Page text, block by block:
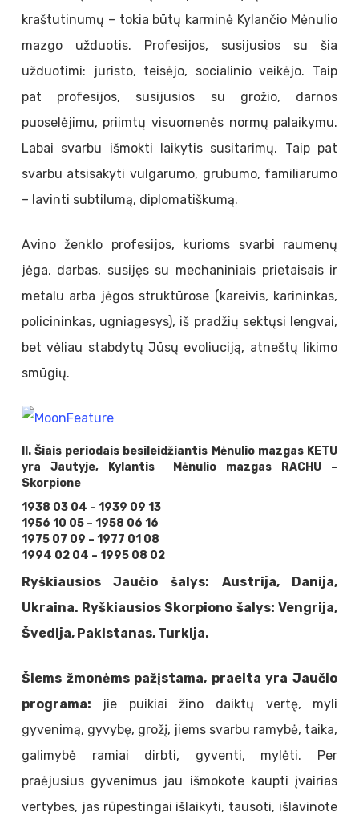
kraštutinumų – tokia būtų karminė Kylančio Mėnulio
mazgo užduotis. Profesijos, susijusios su šia
užduotimi: juristo, teisėjo, socialinio veikėjo. Taip
pat profesijos, susijusios su grožio, darnos
puoselėjimu, priimtų visuomenės normų palaikymu.
Labai svarbu išmokti laikytis susitarimų. Taip pat
svarbu atsisakyti vulgarumo, grubumo, familiarumo
– lavinti subtilumą, diplomatiškumą.
Avino ženklo profesijos, kurioms svarbi raumenų
jėga, darbas, susijęs su mechaniniais prietaisais ir
metalu arba jėgos struktūrose (kareivis, karininkas,
policininkas, ugniagesys), iš pradžių sektųsi lengvai,
bet vėliau stabdytų Jūsų evoliuciją, atneštų likimo
smūgių.
II. Šiais periodais besileidžiantis Mėnulio mazgas KETU
yra Jautyje,
Kylantis Mėnulio mazgas RACHU –
Skorpione
1938 03 04 – 1939 09 13
1956 10 05 – 1958 06 16
1975 07 09 – 1977 01 08
1994 02 04 – 1995 08 02
Ryškiausios Jaučio šalys: Austrija, Danija,
Ukraina. Ryškiausios Skorpiono šalys: Vengrija,
Švedija, Pakistanas, Turkija.
Šiems žmonėms pažįstama, praeita yra Jaučio
programa: jie puikiai žino daiktų vertę, myli
gyvenimą, gyvybę, grožį, jiems svarbu ramybė, taika,
galimybė ramiai dirbti, gyventi, mylėti. Per
praėjusius gyvenimus jau išmokote kaupti įvairias
vertybes, jas rūpestingai išlaikyti, tausoti, išlavinote